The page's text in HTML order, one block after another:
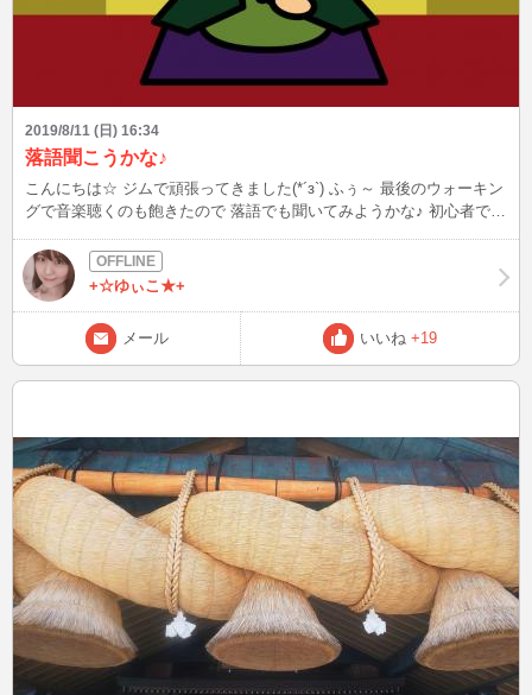
2019/8/11 (日) 16:34
落語聞こうかな♪
こんにちは☆ ジムで頑張ってきました(*´з`) ふぅ～ 最後のウォーキン
グで音楽聴くのも飽きたので 落語でも聞いてみようかな♪ 初心者でも
+☆ゆぃこ★+
メール いいね +19